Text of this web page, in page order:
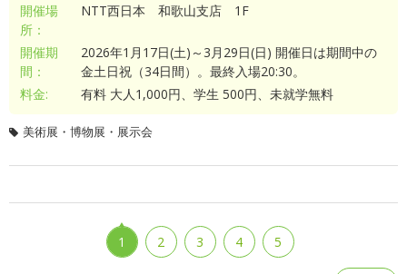
開催場
所：
NTT西日本 和歌山支店 1F
開催期
間：
2026年1月17日(土)～3月29日(日) 開催日は期間中の
金土日祝（34日間）。最終入場20:30。
料金:
有料 大人1,000円、学生 500円、未就学無料
美術展・博物展・展示会
1 2 3 4 5